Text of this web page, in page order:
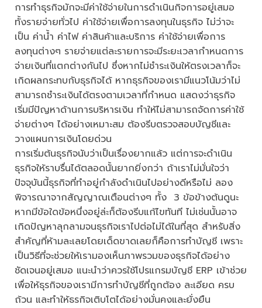
การทำธุรกิจมักจะมีค่าใช้จ่ายในการดำเนินกิจการอยู่เสมอ
ทั้งรายจ่ายทั่วไป ค่าใช้จ่ายเพื่อการลงทุนในธุรกิจ ไม่ว่าจะ
เป็น ค่าน้ำ ค่าไฟ ค่าสินค้าและบริการ ค่าใช้จ่ายเพื่อการ
ลงทุนต่างๆ รายจ่ายแต่ละรายการจะมีระยะเวลากำหนดการ
จ่ายเงินที่แตกต่างกันไป ซึ่งหากไม่ชำระเงินให้ตรงเวลาก็จะ
เกิดผลกระทบกับธุรกิจได้ หากธุรกิจของเรามีแนวโน้มว่าไม่
สามารถชำระเงินได้ตรงตามเวลาที่กำหนด แสดงว่าธุรกิจ
เริ่มมีปัญหาด้านการบริหารเงิน ทำให้ไม่สามารถจัดการค่าใช้
จ่ายต่างๆ ได้อย่างเหมาะสม ต้องรีบตรวจสอบบัญชีและ
วางแผนการเงินโดยด่วน
การเริ่มต้นธุรกิจนับว่าเป็นเรื่องยากแล้ว แต่การจะดำเนิน
ธุรกิจให้ราบรื่นได้ตลอดนั้นยากยิ่งกว่า ถ้าเราไม่มั่นใจว่า
ปัจจุบันนี้ธุรกิจที่ทำอยู่กำลังดำเนินไปอย่างดีหรือไม่ ลอง
พิจารณาจากสัญญาณเตือนต่างๆ ทั้ง 3 ข้อข้างต้นดูนะ
หากมีข้อใดข้อหนึ่งอยู่ล่ะก็ต้องรีบแก้ไขทันที ไม่เช่นนั้นอาจ
เกิดปัญหาลุกลามจนธุรกิจเราไปต่อไม่ได้ในที่สุด สำหรับสิ่ง
สำคัญที่ห้ามละเลยโดยเด็ดขาดเลยก็คือการทำบัญชี เพราะ
เป็นวิธีที่จะช่วยให้เรามองเห็นภาพรวมของธุรกิจได้อย่าง
ชัดเจนอยู่เสมอ แนะนำว่าควรใช้โปรแกรมบัญชี ERP เข้าช่วย
เพื่อให้ธุรกิจของเรามีการทำบัญชีที่ถูกต้อง ละเอียด ครบ
ถ้วน และทำให้ธรกิจเติบโตได้อย่างมั่นคงและยั่งยืน